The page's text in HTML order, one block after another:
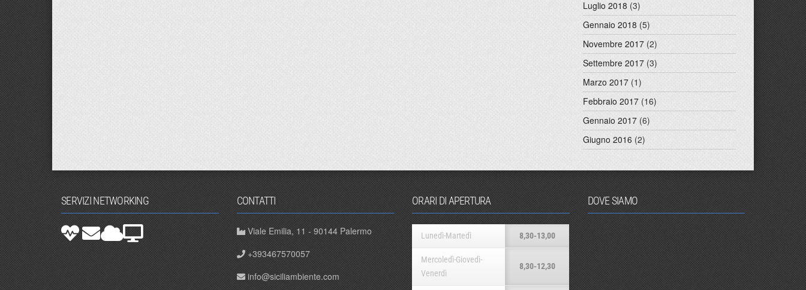
Luglio 2018 (3)
Gennaio 2018 (5)
Novembre 2017 (2)
Settembre 2017 (3)
Marzo 2017 (1)
Febbraio 2017 (16)
Gennaio 2017 (6)
Giugno 2016 (2)
SERVIZI NETWORKING CONTATTI
Viale Emilia, 11 - 90144 Palermo
+393467570057
info@siciliambiente.com
ORARI DI APERTURA
Lunedì-Martedì 8,30-13,00
Mercoledì-Giovedì-
Venerdì
8,30-12,30
DOVE SIAMO